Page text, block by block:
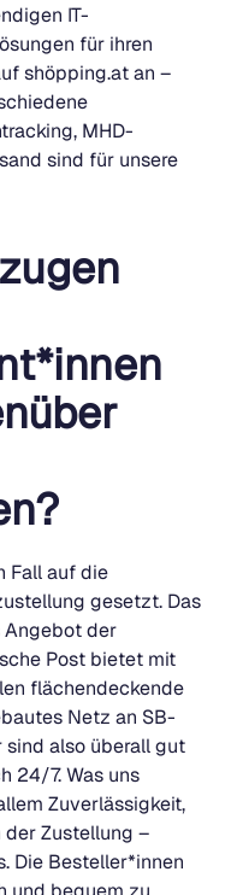
IT-
für ihren
shöpping.at an –
MHD-
sind für unsere
Fall auf die
gesetzt. Das
Angebot der
Post bietet mit
flächendeckende
Netz an SB-
sind also überall gut
24/7. Was uns
Zuverlässigkeit,
Zustellung –
Die Besteller*innen